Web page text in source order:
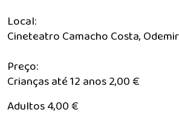
Local:
Cineteatro Camacho Costa,
Preço:
Crianças até 12 anos 2,00 €
Adultos 4,00 €